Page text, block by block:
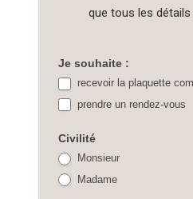
que tous les
DESIMO
Myrrha
à
Je souhaite :
recevoir la plaquette
prendre un rendez-vous
Civilité
Monsieur
Madame